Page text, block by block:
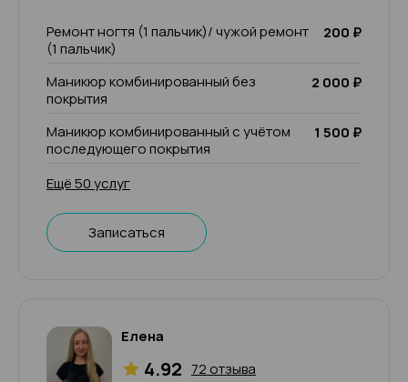
Ремонт ногтя (1 пальчик)/ чужой ремонт
(1 пальчик)
200 ₽
Маникюр комбинированный без
покрытия
2 000 ₽
Маникюр комбинированный с учётом
последующего покрытия
1 500 ₽
Ещё 50 услуг
Записаться
Елена
4.92 72 отзыва